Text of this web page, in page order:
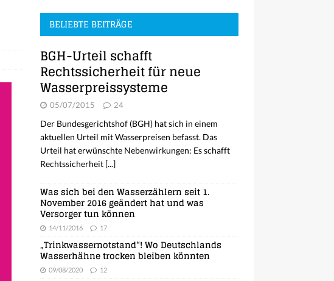
BELIEBTE BEITRÄGE
BGH-Urteil schafft
Rechtssicherheit für neue
Wasserpreissysteme
05/07/2015 24
Der Bundesgerichtshof (BGH) hat sich in einem
aktuellen Urteil mit Wasserpreisen befasst. Das
Urteil hat erwünschte Nebenwirkungen: Es schafft
Rechtssicherheit [...]
Was sich bei den Wasserzählern seit 1.
November 2016 geändert hat und was
Versorger tun können
14/11/2016 17
„Trinkwassernotstand“! Wo Deutschlands
Wasserhähne trocken bleiben könnten
09/08/2020 12